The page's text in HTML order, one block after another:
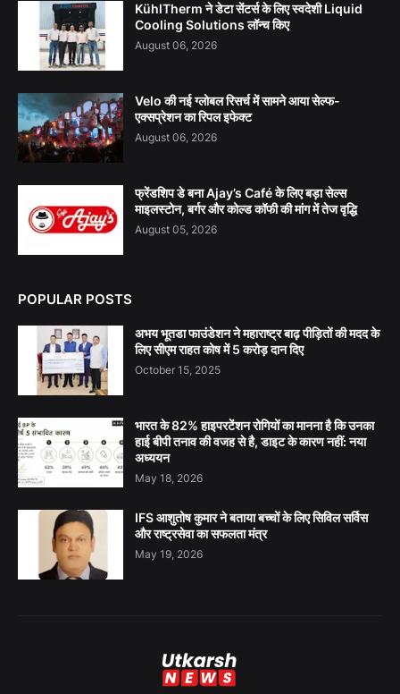
KühlTherm ने डेटा सेंटर्स के लिए स्वदेशी Liquid
Cooling Solutions लॉन्च किए
August 06, 2026
Velo की नई ग्लोबल रिसर्च में सामने आया सेल्फ-
एक्सप्रेशन का रिपल इफेक्ट
August 06, 2026
फ्रेंडशिप डे बना Ajay’s Café के लिए बड़ा सेल्स
माइलस्टोन, बर्गर और कोल्ड कॉफी की मांग में तेज वृद्धि
August 05, 2026
POPULAR POSTS
अभय भूतडा फाउंडेशन ने महाराष्ट्र बाढ़ पीड़ितों की मदद के
लिए सीएम राहत कोष में 5 करोड़ दान दिए
October 15, 2025
भारत के 82% हाइपरटेंशन रोगियों का मानना है कि उनका
हाई बीपी तनाव की वजह से है, डाइट के कारण नहीं: नया
अध्ययन
May 18, 2026
IFS आशुतोष कुमार ने बताया बच्चों के लिए सिविल सर्विस
और राष्ट्रसेवा का सफलता मंत्र
May 19, 2026